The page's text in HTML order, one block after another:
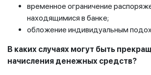
временное ограничение
находящимися в банке;
обложение индивидуальным
В каких случаях могут быть
начисления денежных средств?